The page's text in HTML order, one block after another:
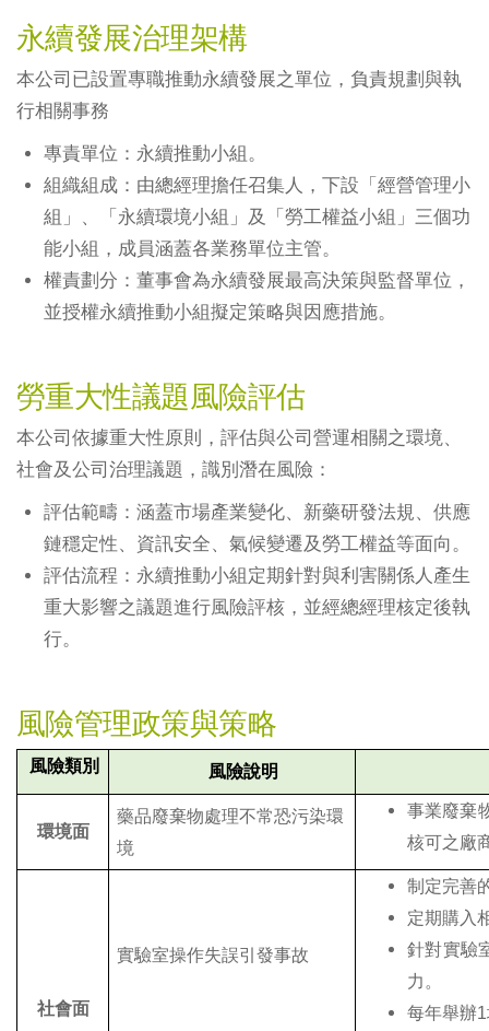
永續發展治理架構
本公司已設置專職推動永續發展之單位，負責規劃與執
行相關事務
專責單位：永續推動小組。
組織組成：由總經理擔任召集人，下設「經營管理小
組」、「永續環境小組」及「勞工權益小組」三個功
能小組，成員涵蓋各業務單位主管。
權責劃分：董事會為永續發展最高決策與監督單位，
並授權永續推動小組擬定策略與因應措施。
勞重大性議題風險評估
本公司依據重大性原則，評估與公司營運相關之環境、
社會及公司治理議題，識別潛在風險：
評估範疇：涵蓋市場產業變化、新藥研發法規、供應
鏈穩定性、資訊安全、氣候變遷及勞工權益等面向。
評估流程：永續推動小組定期針對與利害關係人產生
重大影響之議題進行風險評核，並經總經理核定後執
行。
風險管理政策與策略
風險類別 風險說明
環境面
藥品廢棄物處理不常恐污染環
境
事業廢棄
核可之廠
社會面
實驗室操作失誤引發事故
制定完善
定期購入
針對實驗
力。
每年舉辦